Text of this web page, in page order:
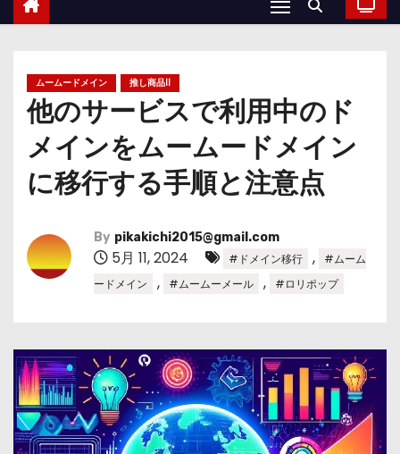
ムームードメイン 推し商品II
他のサービスで利用中のド
メインをムームードメイン
に移行する手順と注意点
By pikakichi2015@gmail.com
5月 11, 2024 #ドメイン移行 ,
#ムーム
ードメイン
, #ムームーメール , #ロリポップ